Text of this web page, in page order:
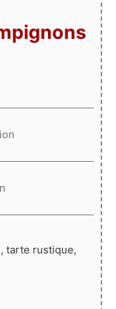
tarte rustique,